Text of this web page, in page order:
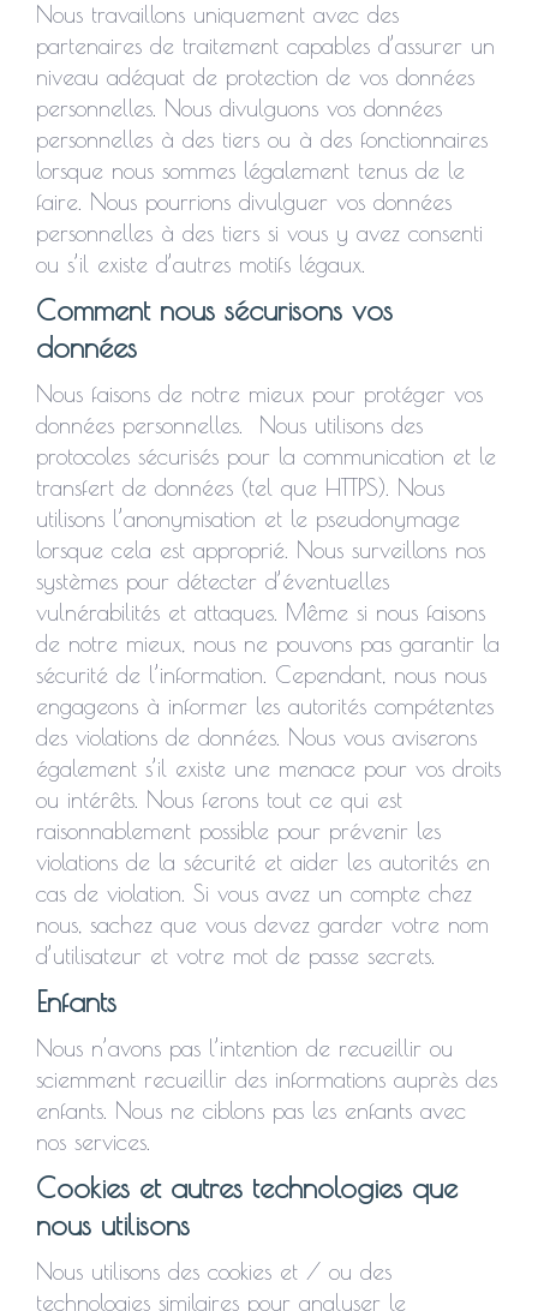
Nous travaillons uniquement avec des
partenaires de traitement capables d’assurer un
niveau adéquat de protection de vos données
personnelles. Nous divulguons vos données
personnelles à des tiers ou à des fonctionnaires
lorsque nous sommes légalement tenus de le
faire. Nous pourrions divulguer vos données
personnelles à des tiers si vous y avez consenti
ou s’il existe d’autres motifs légaux.
Comment nous sécurisons vos
données
Nous faisons de notre mieux pour protéger vos
données personnelles. Nous utilisons des
protocoles sécurisés pour la communication et le
transfert de données (tel que HTTPS). Nous
utilisons l’anonymisation et le pseudonymage
lorsque cela est approprié. Nous surveillons nos
systèmes pour détecter d’éventuelles
vulnérabilités et attaques. Même si nous faisons
de notre mieux, nous ne pouvons pas garantir la
sécurité de l’information. Cependant, nous nous
engageons à informer les autorités compétentes
des violations de données. Nous vous aviserons
également s’il existe une menace pour vos droits
ou intérêts. Nous ferons tout ce qui est
raisonnablement possible pour prévenir les
violations de la sécurité et aider les autorités en
cas de violation. Si vous avez un compte chez
nous, sachez que vous devez garder votre nom
d’utilisateur et votre mot de passe secrets.
Enfants
Nous n’avons pas l’intention de recueillir ou
sciemment recueillir des informations auprès des
enfants. Nous ne ciblons pas les enfants avec
nos services.
Cookies et autres technologies que
nous utilisons
Nous utilisons des cookies et / ou des
technologies similaires pour analyser le